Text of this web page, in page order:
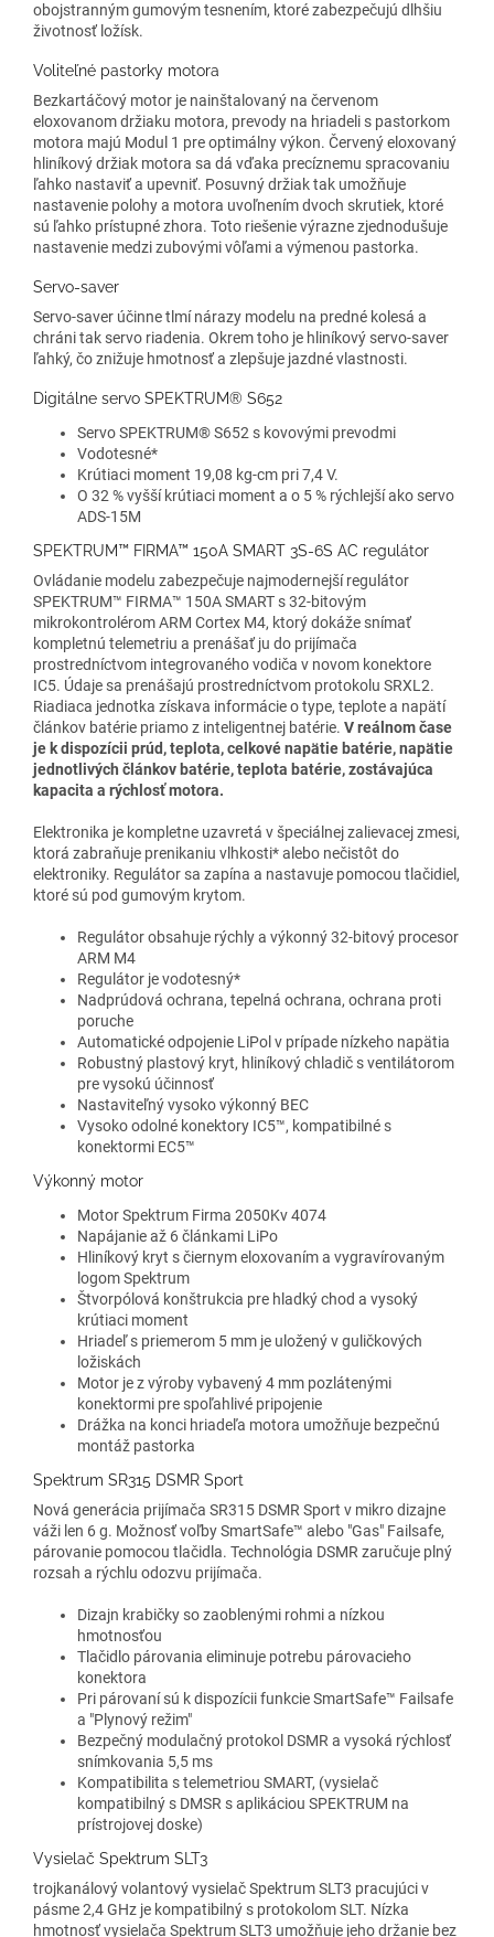
obojstranným gumovým tesnením, ktoré zabezpečujú dlhšiu
životnosť ložísk.
Voliteľné pastorky motora
Bezkartáčový motor je nainštalovaný na červenom
eloxovanom držiaku motora, prevody na hriadeli s pastorkom
motora majú Modul 1 pre optimálny výkon. Červený eloxovaný
hliníkový držiak motora sa dá vďaka precíznemu spracovaniu
ľahko nastaviť a upevniť. Posuvný držiak tak umožňuje
nastavenie polohy a motora uvoľnením dvoch skrutiek, ktoré
sú ľahko prístupné zhora. Toto riešenie výrazne zjednodušuje
nastavenie medzi zubovými vôľami a výmenou pastorka.
Servo-saver
Servo-saver účinne tlmí nárazy modelu na predné kolesá a
chráni tak servo riadenia. Okrem toho je hliníkový servo-saver
ľahký, čo znižuje hmotnosť a zlepšuje jazdné vlastnosti.
Digitálne servo SPEKTRUM® S652
Servo SPEKTRUM® S652 s kovovými prevodmi
Vodotesné*
Krútiaci moment 19,08 kg-cm pri 7,4 V.
O 32 % vyšší krútiaci moment a o 5 % rýchlejší ako servo
ADS-15M
SPEKTRUM™ FIRMA™ 150A SMART 3S-6S AC regulátor
Ovládanie modelu zabezpečuje najmodernejší regulátor
SPEKTRUM™ FIRMA™ 150A SMART s 32-bitovým
mikrokontrolérom ARM Cortex M4, ktorý dokáže snímať
kompletnú telemetriu a prenášať ju do prijímača
prostredníctvom integrovaného vodiča v novom konektore
IC5. Údaje sa prenášajú prostredníctvom protokolu SRXL2.
Riadiaca jednotka získava informácie o type, teplote a napätí
článkov batérie priamo z inteligentnej batérie. V reálnom čase
je k dispozícii prúd, teplota, celkové napätie batérie, napätie
jednotlivých článkov batérie, teplota batérie, zostávajúca
kapacita a rýchlosť motora.
Elektronika je kompletne uzavretá v špeciálnej zalievacej zmesi,
ktorá zabraňuje prenikaniu vlhkosti* alebo nečistôt do
elektroniky. Regulátor sa zapína a nastavuje pomocou tlačidiel,
ktoré sú pod gumovým krytom.
Regulátor obsahuje rýchly a výkonný 32-bitový procesor
ARM M4
Regulátor je vodotesný*
Nadprúdová ochrana, tepelná ochrana, ochrana proti
poruche
Automatické odpojenie LiPol v prípade nízkeho napätia
Robustný plastový kryt, hliníkový chladič s ventilátorom
pre vysokú účinnosť
Nastaviteľný vysoko výkonný BEC
Vysoko odolné konektory IC5™, kompatibilné s
konektormi EC5™
Výkonný motor
Motor Spektrum Firma 2050Kv 4074
Napájanie až 6 článkami LiPo
Hliníkový kryt s čiernym eloxovaním a vygravírovaným
logom Spektrum
Štvorpólová konštrukcia pre hladký chod a vysoký
krútiaci moment
Hriadeľ s priemerom 5 mm je uložený v guličkových
ložiskách
Motor je z výroby vybavený 4 mm pozlátenými
konektormi pre spoľahlivé pripojenie
Drážka na konci hriadeľa motora umožňuje bezpečnú
montáž pastorka
Spektrum SR315 DSMR Sport
Nová generácia prijímača SR315 DSMR Sport v mikro dizajne
váži len 6 g. Možnosť voľby SmartSafe™ alebo "Gas" Failsafe,
párovanie pomocou tlačidla. Technológia DSMR zaručuje plný
rozsah a rýchlu odozvu prijímača.
Dizajn krabičky so zaoblenými rohmi a nízkou
hmotnosťou
Tlačidlo párovania eliminuje potrebu párovacieho
konektora
Pri párovaní sú k dispozícii funkcie SmartSafe™ Failsafe
a "Plynový režim"
Bezpečný modulačný protokol DSMR a vysoká rýchlosť
snímkovania 5,5 ms
Kompatibilita s telemetriou SMART, (vysielač
kompatibilný s DMSR s aplikáciou SPEKTRUM na
prístrojovej doske)
Vysielač Spektrum SLT3
trojkanálový volantový vysielač Spektrum SLT3 pracujúci v
pásme 2,4 GHz je kompatibilný s protokolom SLT. Nízka
hmotnosť vysielača Spektrum SLT3 umožňuje jeho držanie bez